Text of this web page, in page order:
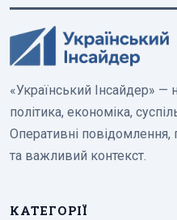
«Український Інсайдер» —
політика, економіка,
Оперативні повідомлення,
та важливий контекст.
КАТЕГОРІЇ